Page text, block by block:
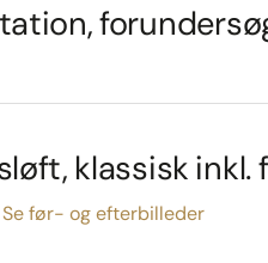
klassisk inkl.
Se før- og efterbilleder